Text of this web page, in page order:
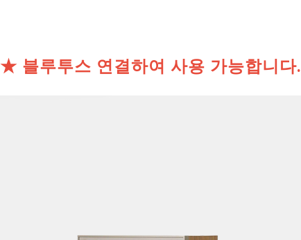
★ 블루투스 연결하여 사용 가능합니다.